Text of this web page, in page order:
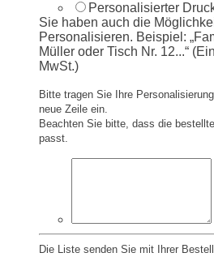
Personalisierter
Sie haben auch die
Personalisieren. Beispiel:
Müller oder Tisch Nr. 12...“
MwSt.)
Bitte tragen Sie Ihre
neue Zeile ein.
Beachten Sie bitte, dass die
passt.
Die Liste senden Sie mit Ihrer